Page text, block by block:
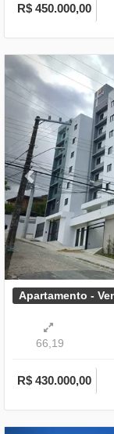
R$ 450.000,00
Previous
Apartamento -
66,19
R$ 430.000,00